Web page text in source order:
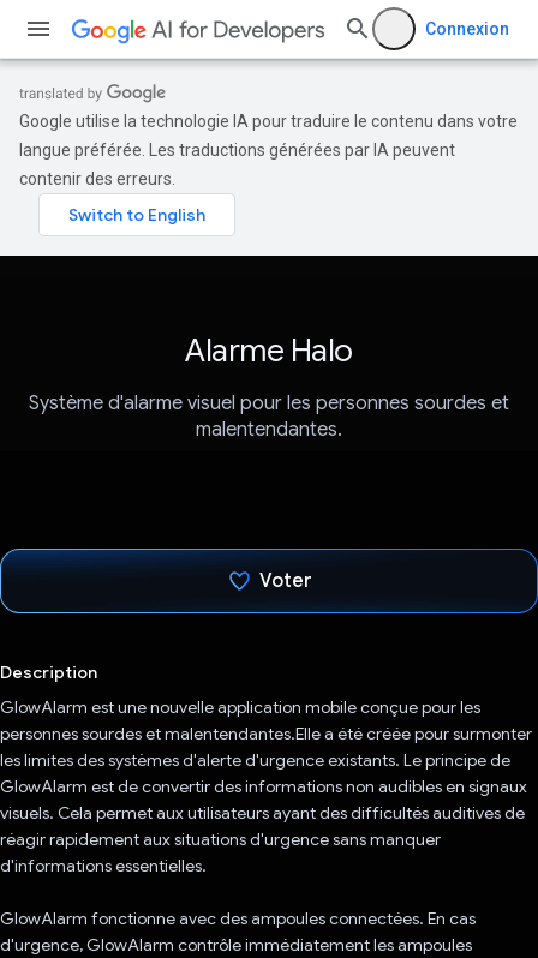
Connexion
Google utilise la technologie IA pour traduire le contenu dans votre
langue préférée. Les traductions générées par IA peuvent
contenir des erreurs.
Alarme Halo
Système d'alarme visuel pour les personnes sourdes et
malentendantes.
Voter
Description
GlowAlarm est une nouvelle application mobile conçue pour les
personnes sourdes et malentendantes.Elle a été créée pour surmonter
les limites des systèmes d'alerte d'urgence existants. Le principe de
GlowAlarm est de convertir des informations non audibles en signaux
visuels. Cela permet aux utilisateurs ayant des difficultés auditives de
réagir rapidement aux situations d'urgence sans manquer
d'informations essentielles.
GlowAlarm fonctionne avec des ampoules connectées. En cas
d'urgence, GlowAlarm contrôle immédiatement les ampoules